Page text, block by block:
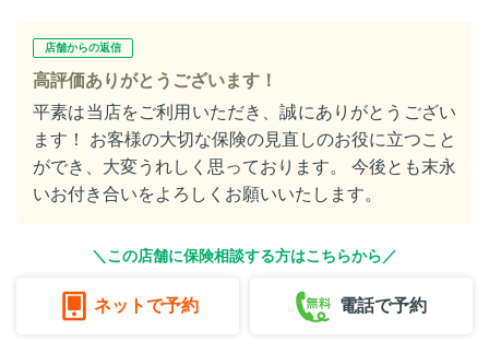
店舗からの返信
高評価ありがとうございます！
平素は当店をご利用いただき、誠にありがとうござい
ます！ お客様の大切な保険の見直しのお役に立つこと
ができ、大変うれしく思っております。 今後とも末永
いお付き合いをよろしくお願いいたします。
＼この店舗に保険相談する方はこちらから／
ネットで予約 電話で予約